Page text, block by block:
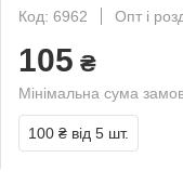
Код: 6962
Опт і
105 ₴
Мінімальна сума
100 ₴ від 5 шт.